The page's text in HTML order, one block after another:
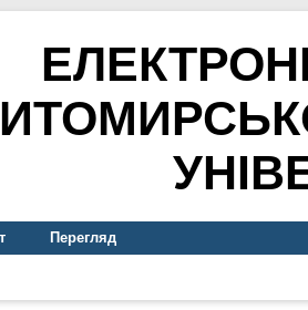
Перегляд